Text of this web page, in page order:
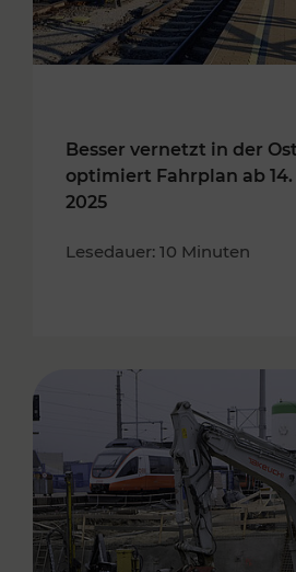
Besser vernetzt in der
optimiert Fahrplan ab
2025
Lesedauer: 10 Minuten